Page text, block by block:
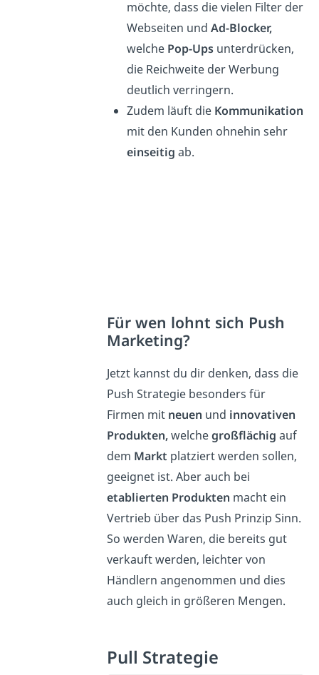
möchte, dass die vielen Filter der
Webseiten und Ad-Blocker,
welche Pop-Upsunterdrücken,
die Reichweite der Werbung
deutlich verringern.
Zudem läuft die Kommunikation
mit den Kunden ohnehin sehr
einseitig ab.
Für wen lohnt sich Push
Marketing?
Jetzt kannst du dir denken, dass die
Push Strategie besonders für
Firmen mit neuen und innovativen
Produkten,welchegroßflächig auf
dem Markt platziert werden sollen,
geeignet ist. Aber auch bei
etablierten Produkten macht ein
Vertrieb über das Push Prinzip Sinn.
So werden Waren, die bereits gut
verkauft werden, leichter von
Händlern angenommen und dies
auch gleich in größeren Mengen.
Pull Strategie